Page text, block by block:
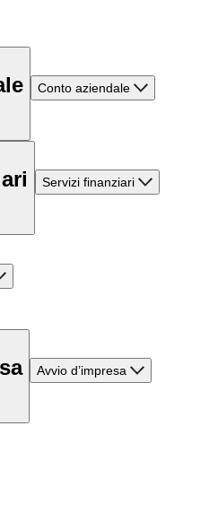
Conto aziendale
Servizi finanziari
Avvio d’impresa